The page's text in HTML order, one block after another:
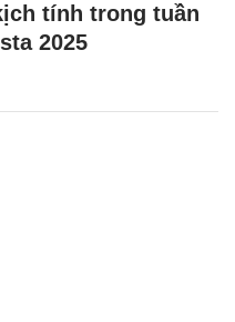
tính trong tuần
2025